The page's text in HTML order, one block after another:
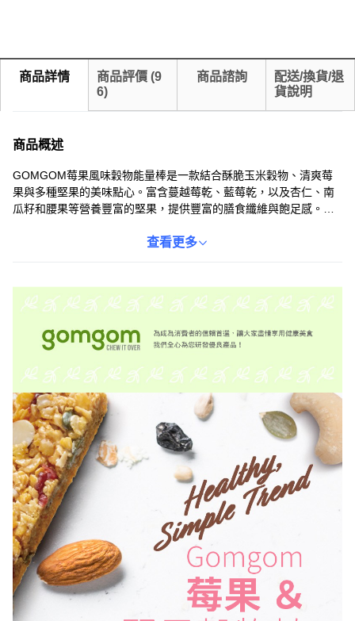
商品詳情 商品評價 (9
6)
商品諮詢
配送/換貨/退
貨說明
商品概述
GOMGOM莓果風味穀物能量棒是一款結合酥脆玉米穀物、清爽莓
果與多種堅果的美味點心。富含蔓越莓乾、藍莓乾，以及杏仁、南
瓜籽和腰果等營養豐富的堅果，提供豐富的膳食纖維與飽足感。每
帶，隨時隨地都能輕鬆享用。查看更多